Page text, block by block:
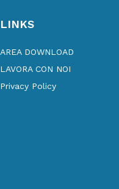
LINKS
AREA DOWNLOAD
LAVORA CON NOI
Privacy Policy